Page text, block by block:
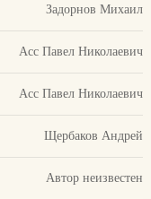
Задорнов Михаил
Асс Павел Николаевич
Асс Павел Николаевич
Щербаков Андрей
Автор неизвестен